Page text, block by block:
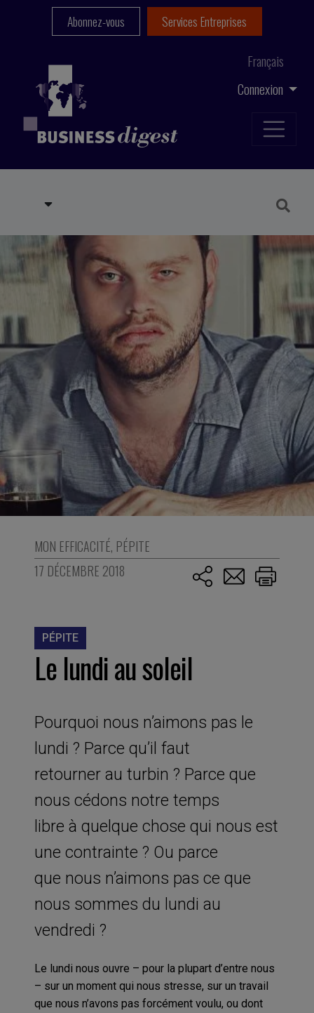
Connexion
Français
Abonnez-vous Services Entreprises
MON EFFICACITÉ, PÉPITE
17 DÉCEMBRE 2018
PÉPITE
Le lundi au soleil
Pourquoi nous n’aimons pas le
lundi ? Parce qu’il faut
retourner au turbin ? Parce que
nous cédons notre temps
libre à quelque chose qui nous est
une contrainte ? Ou parce
que nous n’aimons pas ce que
nous sommes du lundi au
vendredi ?
Le lundi nous ouvre – pour la plupart d’entre nous
– sur un moment qui nous stresse, sur un travail
que nous n’avons pas forcément voulu, ou dont